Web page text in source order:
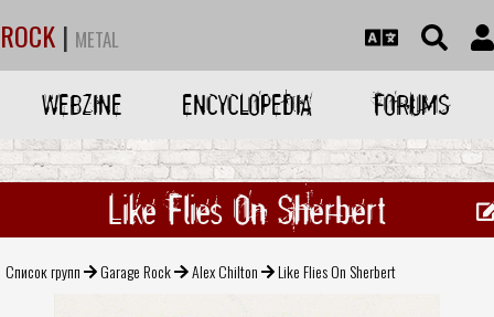
ROCK | METAL
WEBZINE ENCYCLOPEDIA FORUMS
Like Flies On Sherbert
Список групп Garage Rock Alex Chilton Like Flies On Sherbert